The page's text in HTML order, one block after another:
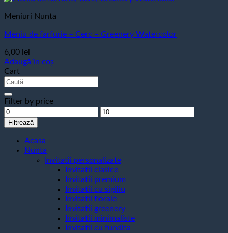
Meniuri Nunta
Meniu de farfurie – Cerc – Greenery Watercolor
6,00 lei
Adaugă în coș
Cart
Caută
Filter by price
Preț
minim
Preț
Filtrează
Acasa
Nunta
Invitatii personalizate
Invitatii clasice
Invitatii premium
Invitatii cu sigiliu
Invitatii florale
Invitatii greenery
Invitatii minimaliste
Invitatii cu fundita